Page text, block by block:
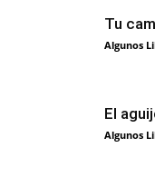
Tu
Algunos
El
Algunos